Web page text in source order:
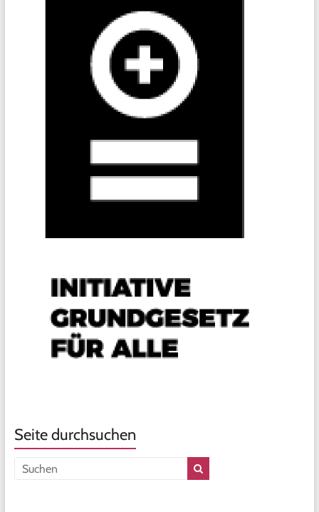
Seite durchsuchen